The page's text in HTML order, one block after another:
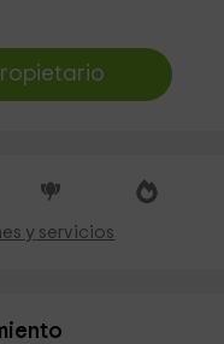
y servicios